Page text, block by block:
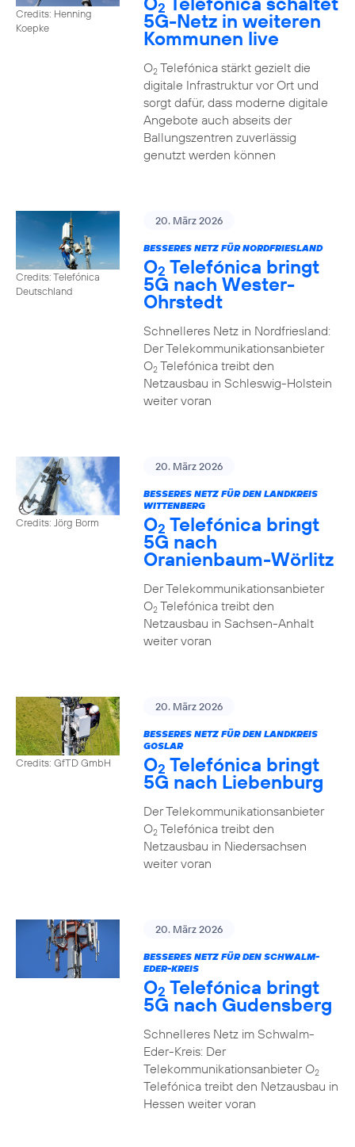
Credits: Henning
Koepke
2
5G-Netz in weiteren
Kommunen live
O2Telefónica stärkt gezielt die
digitale Infrastruktur vor Ort und
sorgt dafür, dass moderne digitale
Angebote auch abseits der
Ballungszentren zuverlässig
genutzt werden können
Credits: Telefónica
Deutschland
20. März 2026
BESSERES NETZ FÜR NORDFRIESLAND
O2 Telefónica bringt
5G nach Wester-
Ohrstedt
Schnelleres Netz in Nordfriesland:
Der Telekommunikationsanbieter
O2Telefónica treibt den
Netzausbau in Schleswig-Holstein
weiter voran
Credits: Jörg Borm
20. März 2026
BESSERES NETZ FÜR DEN LANDKREIS
WITTENBERG
O2 Telefónica bringt
5G nach
Oranienbaum-Wörlitz
Der Telekommunikationsanbieter
O2Telefónica treibt den
Netzausbau in Sachsen-Anhalt
weiter voran
Credits: GfTD GmbH
20. März 2026
BESSERES NETZ FÜR DEN LANDKREIS
GOSLAR
O2 Telefónica bringt
5G nach Liebenburg
Der Telekommunikationsanbieter
O2Telefónica treibt den
Netzausbau in Niedersachsen
weiter voran
20. März 2026
BESSERES NETZ FÜR DEN SCHWALM-
EDER-KREIS
O2 Telefónica bringt
5G nach Gudensberg
Schnelleres Netz im Schwalm-
Eder-Kreis: Der
Telekommunikationsanbieter O2
Telefónica treibt den Netzausbau in
Hessen weiter voran